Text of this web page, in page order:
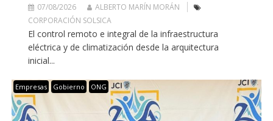
07/08/2026
ALBERTO MARÍN MORÁN
CORPORACIÓN SOLSICA
El control remoto e integral de la infraestructura
eléctrica y de climatización desde la arquitectura
inicial...
Empresas Gobierno ONG